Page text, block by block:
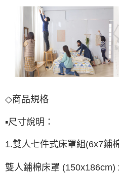
◇商品規格
▪尺寸說明：
1.雙人七件式床罩組 (6x7鋪
雙人鋪棉床罩 (150x186cm)